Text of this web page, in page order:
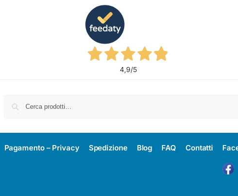
4,9/5
Pagamento – Privacy Spedizione Blog FAQ Contatti